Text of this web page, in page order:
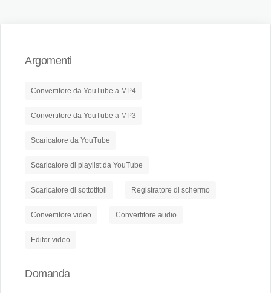
Argomenti
Convertitore da YouTube a MP4
Convertitore da YouTube a MP3
Scaricatore da YouTube
Scaricatore di playlist da YouTube
Scaricatore di sottotitoli Registratore di schermo
Convertitore video Convertitore audio
Editor video
Domanda